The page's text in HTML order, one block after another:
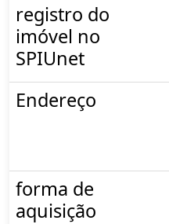
registro do
imóvel no
SPIUnet
Endereço
forma de
aquisição